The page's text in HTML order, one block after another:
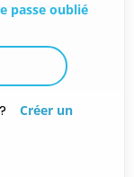
passe oublié
Créer un